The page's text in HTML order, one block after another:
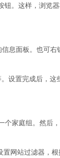
钮。这样，浏览
息面板。也可右
设置完成后，
个家庭组。然后
网站过滤器，